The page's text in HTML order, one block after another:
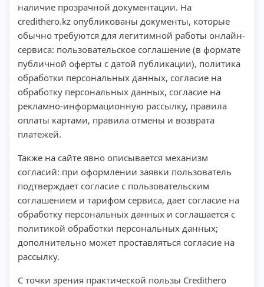
наличие прозрачной документации. На
credithero.kz опубликованы документы, которые
обычно требуются для легитимной работы онлайн-
сервиса: пользовательское соглашение (в формате
публичной оферты с датой публикации), политика
обработки персональных данных, согласие на
обработку персональных данных, согласие на
рекламно-информационную рассылку, правила
оплаты картами, правила отмены и возврата
платежей.
Также на сайте явно описывается механизм
согласий: при оформлении заявки пользователь
подтверждает согласие с пользовательским
соглашением и тарифом сервиса, дает согласие на
обработку персональных данных и соглашается с
политикой обработки персональных данных;
дополнительно может проставляться согласие на
рассылку.
С точки зрения практической пользы Credithero